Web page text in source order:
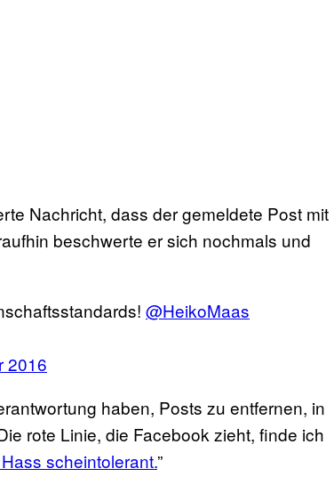
Nachricht, dass der gemeldete Post mit
beschwerte er sich nochmals und
@HeikoMaas
2016
haben, Posts zu entfernen, in
rote Linie, die Facebook zieht, finde ich
scheintolerant.”